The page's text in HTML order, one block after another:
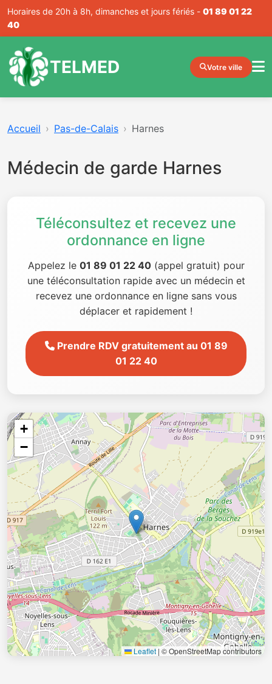
Horaires de 20h à 8h, dimanches et jours fériés - 01 89 01 22
40
TELMED Votre ville
Accueil Pas-de-Calais Harnes
Médecin de garde Harnes
Téléconsultez et recevez une
ordonnance en ligne
Appelez le 01 89 01 22 40(appel gratuit) pour
une téléconsultation rapide avec un médecin et
recevez une ordonnance en ligne sans vous
déplacer et rapidement !
Prendre RDV gratuitement au 01 89
01 22 40
+
−
Leaflet | © OpenStreetMap contributors